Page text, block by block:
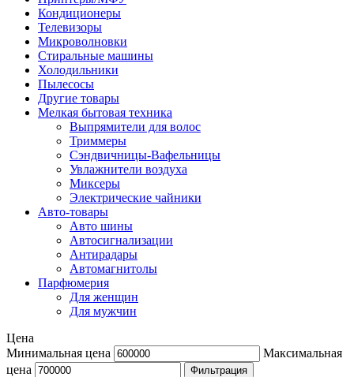
Кондиционеры
Телевизоры
Микроволновки
Стиральные машины
Холодильники
Пылесосы
Другие товары
Мелкая бытовая техника
Выпрямители для волос
Триммеры
Сэндвичницы-Вафельницы
Увлажнители воздуха
Миксеры
Электрические чайники
Авто-товары
Авто шины
Автосигнализации
Антирадары
Автомагнитолы
Парфюмерия
Для женщин
Для мужчин
Цена
Минимальная цена
Максимальная
цена
Фильтрация